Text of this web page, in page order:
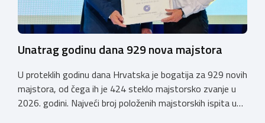
Unatrag godinu dana 929 nova majstora
U proteklih godinu dana Hrvatska je bogatija za 929 novih
majstora, od čega ih je 424 steklo majstorsko zvanje u
2026. godini. Najveći broj položenih majstorskih ispita u